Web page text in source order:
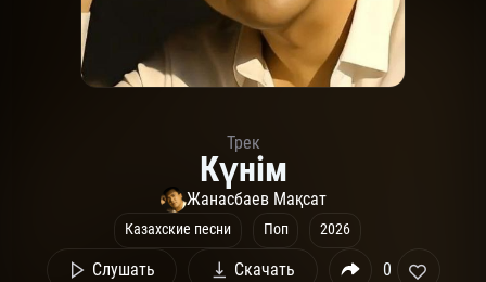
Трек
Күнім
Жанасбаев Мақсат
Казахские песни Поп 2026
Слушать Скачать 0